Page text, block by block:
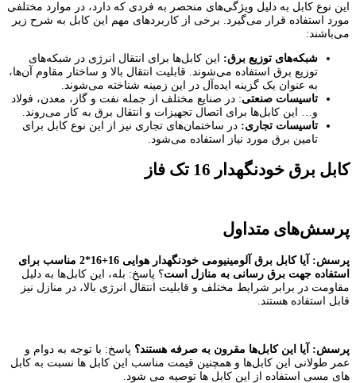
این نوع کابل به دلیل ویژگی‌های منحصر به فردی که دارد، در موارد مختلفی
مورد استفاده قرار می‌گیرد. برخی از کاربردهای مهم این کابل به شرح زیر
می‌باشند:
شبکه‌های توزیع برق: این کابل‌ها برای انتقال انرژی در شبکه‌های
توزیع برق استفاده می‌شوند. قابلیت انتقال بالا و ساختار مقاوم آن‌ها،
به عنوان یک گزینه ایده‌آل در این زمینه شناخته می‌شوند.
تاسیسات صنعتی: در صنایع مختلف از جمله نفت و گاز، معدن، فولاد
و… این کابل‌ها برای اتصال تجهیزات و انتقال برق به کار می‌روند.
تاسیسات تجاری: در ساختمان‌های تجاری نیز از این نوع کابل برای
تامین برق مورد نیاز استفاده می‌شود.
کابل برق خودنگهدار 16 تک فاز
پرسش‌های متداول
پرسش:
آیا کابل برق آلومینیومی خودنگهدار هوایی 16+16*2 مناسب برای
استفاده جهت برق رسانی به منازل است؟ پاسخ: بله، این کابل‌ها به دلیل
مقاومت در برابر شرایط مختلف و قابلیت انتقال انرژی بالا، در منازل نیز
قابل استفاده هستند.
پرسش: آیا این کابل‌ها مقرون به صرفه هستند؟ پاسخ: با توجه به دوام و
عمر طولانی این کابل‌ها و همچنین قیمت مناسب این کابل ها نسبت به کابل
های مسی استفاده از این کابل ها توصیه می شود.